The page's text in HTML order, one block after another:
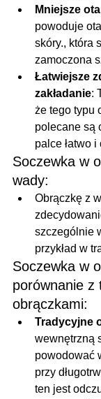
Mniejsze
powoduje
skóry., która
zamoczona
Łatwiejsze
zakładanie:
że tego typu
polecane są
palce łatwo
Soczewka w
wady:
Obrączkę z
szczególnie
przykład w
Soczewka w
porównanie z
obrączkami:
Tradycyjne
wewnętrzną
powodować
przy
ten jest